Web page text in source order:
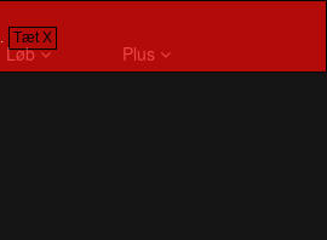
Tæt X
Løb Plus